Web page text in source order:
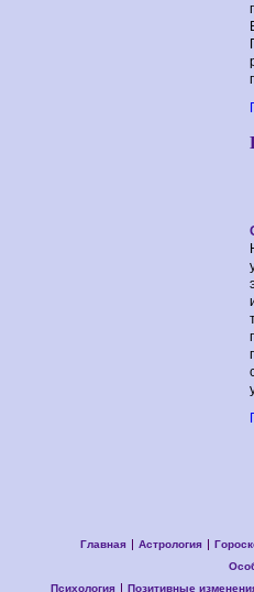
Главная Астрология
Психология
Позитивные